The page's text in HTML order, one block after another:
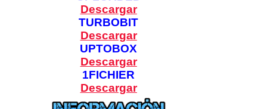
Descargar
TURBOBIT
Descargar
UPTOBOX
Descargar
1FICHIER
Descargar